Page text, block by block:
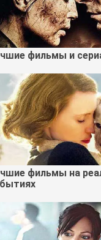
фильмы и
фильмы на